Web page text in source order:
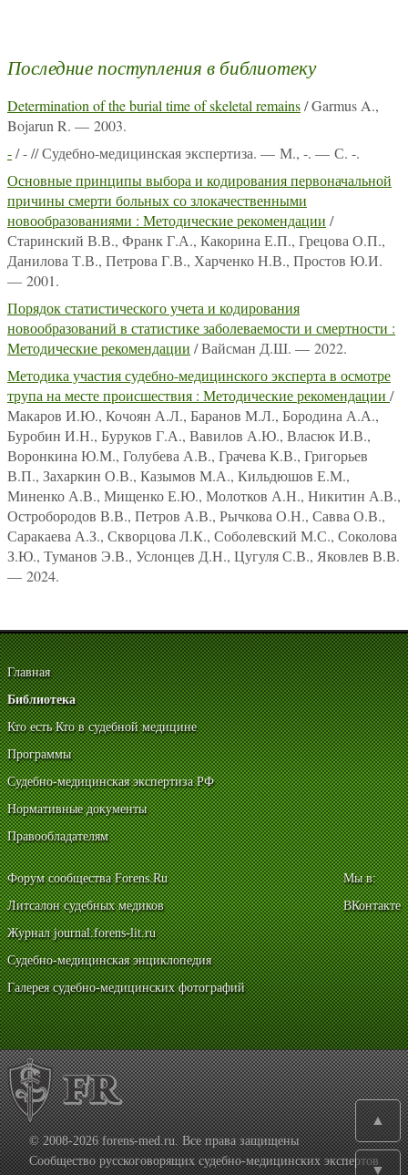
Последние поступления в библиотеку
Determination of the burial time of skeletal remains/ Garmus A.,
Bojarun R. — 2003.
-/ - // Судебно-медицинская экспертиза. — М., -. — С. -.
Основные принципы выбора и кодирования первоначальной
причины смерти больных со злокачественными
новообразованиями : Методические рекомендации /
Старинский В.В., Франк Г.А., Какорина Е.П., Грецова О.П.,
Данилова Т.В., Петрова Г.В., Харченко Н.В., Простов Ю.И.
— 2001.
Порядок статистического учета и кодирования
новообразований в статистике заболеваемости и смертности :
Методические рекомендации / Вайсман Д.Ш. — 2022.
Методика участия судебно-медицинского эксперта в осмотре
трупа на месте происшествия : Методические рекомендации /
Макаров И.Ю., Кочоян А.Л., Баранов М.Л., Бородина А.А.,
Буробин И.Н., Буруков Г.А., Вавилов А.Ю., Власюк И.В.,
Воронкина Ю.М., Голубева А.В., Грачева К.В., Григорьев
В.П., Захаркин О.В., Казымов М.А., Кильдюшов Е.М.,
Миненко А.В., Мищенко Е.Ю., Молотков А.Н., Никитин А.В.,
Остробородов В.В., Петров А.В., Рычкова О.Н., Савва О.В.,
Саракаева А.З., Скворцова Л.К., Соболевский М.С., Соколова
З.Ю., Туманов Э.В., Услонцев Д.Н., Цугуля С.В., Яковлев В.В.
— 2024.
Главная
Библиотека
Кто есть Кто в судебной медицине
Программы
Судебно-медицинская экспертиза РФ
Нормативные документы
Правообладателям
Форум сообщества Forens.Ru
Литсалон судебных медиков
Журнал journal.forens-lit.ru
Судебно-медицинская энциклопедия
Галерея судебно-медицинских фотографий
Мы в:
ВКонтакте
© 2008-2026 forens-med.ru. Все права защищены
Сообщество русскоговорящих судебно-медицинских экспертов
▲
▼